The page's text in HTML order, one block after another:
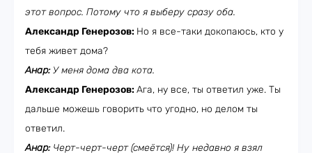
этот вопрос. Потому что я выберу сразу оба.
Александр Генерозов: Но я все-таки докопаюсь, кто у
тебя живет дома?
Анар:У меня дома два кота.
Александр Генерозов:Ага, ну все, ты ответил уже. Ты
дальше можешь говорить что угодно, но делом ты
ответил.
Анар: Черт-черт-черт (смеётся)! Ну недавно я взял